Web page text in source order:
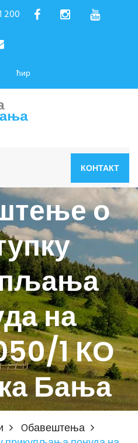
200
ћир
КОНТАКТ
о
на
1 КО
Бања
Oбавештења